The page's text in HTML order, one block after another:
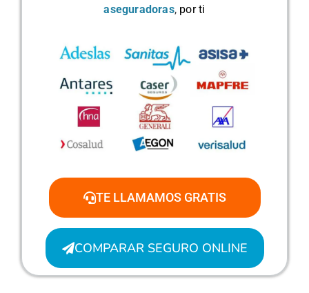
aseguradoras, por ti
TE LLAMAMOS GRATIS
COMPARAR SEGURO ONLINE